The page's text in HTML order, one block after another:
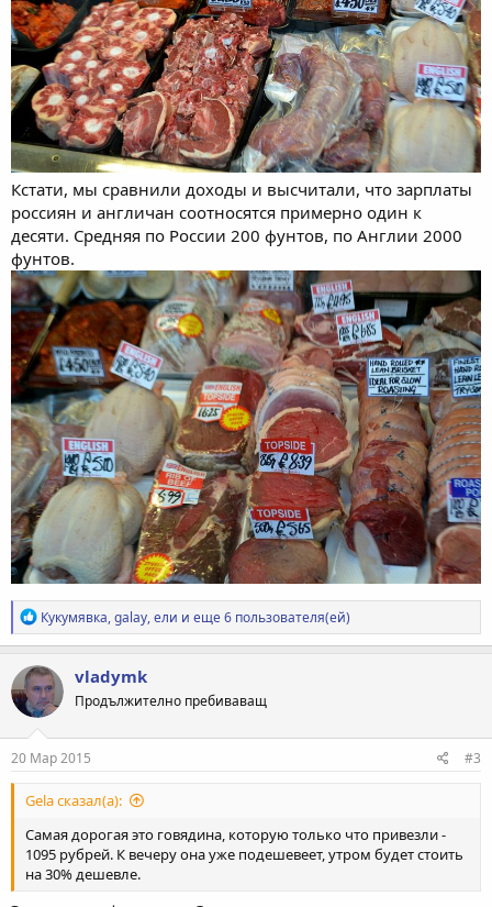
Кстати, мы сравнили доходы и высчитали, что зарплаты
россиян и англичан соотносятся примерно один к
десяти. Средняя по России 200 фунтов, по Англии 2000
фунтов.
Р
е
а
к
ц
и
и
:
Кукумявка,galay,ели и еще 6 пользователя(ей)
vladymk
Продължително пребиваващ
20 Мар 2015 #3
Gela сказал(а):
Самая дорогая это говядина, которую только что привезли -
1095 рубрей. К вечеру она уже подешевеет, утром будет стоить
на 30% дешевле.